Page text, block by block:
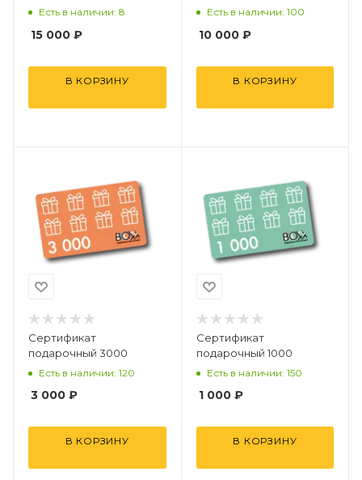
Есть в наличии: 8
15 000 ₽
В КОРЗИНУ
Есть в наличии: 100
10 000₽
В КОРЗИНУ
Сертификат
подарочный 3000
Есть в наличии: 120
3 000 ₽
В КОРЗИНУ
Сертификат
подарочный 1000
Есть в наличии: 150
1 000₽
В КОРЗИНУ